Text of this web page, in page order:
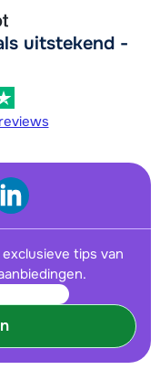
uitstekend -
tips van